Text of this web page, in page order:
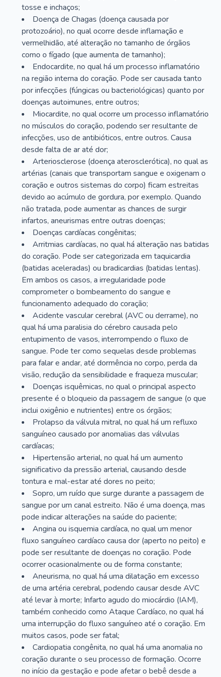
tosse e inchaços;
Doença de Chagas (doença causada por
protozoário), no qual ocorre desde inflamação e
vermelhidão, até alteração no tamanho de órgãos
como o fígado (que aumenta de tamanho);
Endocardite, no qual há um processo inflamatório
na região interna do coração. Pode ser causada tanto
por infecções (fúngicas ou bacteriológicas) quanto por
doenças autoimunes, entre outros;
Miocardite, no qual ocorre um processo inflamatório
no músculos do coração, podendo ser resultante de
infecções, uso de antibióticos, entre outros. Causa
desde falta de ar até dor;
Arteriosclerose (doença aterosclerótica), no qual as
artérias (canais que transportam sangue e oxigenam o
coração e outros sistemas do corpo) ficam estreitas
devido ao acúmulo de gordura, por exemplo. Quando
não tratada, pode aumentar as chances de surgir
infartos, aneurismas entre outras doenças;
Doenças cardíacas congênitas;
Arritmias cardíacas, no qual há alteração nas batidas
do coração. Pode ser categorizada em taquicardia
(batidas aceleradas) ou bradicardias (batidas lentas).
Em ambos os casos, a irregularidade pode
comprometer o bombeamento do sangue e
funcionamento adequado do coração;
Acidente vascular cerebral (AVC ou derrame), no
qual há uma paralisia do cérebro causada pelo
entupimento de vasos, interrompendo o fluxo de
sangue. Pode ter como sequelas desde problemas
para falar e andar, até dormência no corpo, perda da
visão, redução da sensibilidade e fraqueza muscular;
Doenças isquêmicas, no qual o principal aspecto
presente é o bloqueio da passagem de sangue (o que
inclui oxigênio e nutrientes) entre os órgãos;
Prolapso da válvula mitral, no qual há um refluxo
sanguíneo causado por anomalias das válvulas
cardíacas;
Hipertensão arterial, no qual há um aumento
significativo da pressão arterial, causando desde
tontura e mal-estar até dores no peito;
Sopro, um ruído que surge durante a passagem de
sangue por um canal estreito. Não é uma doença, mas
pode indicar alterações na saúde do paciente;
Angina ou isquemia cardíaca, no qual um menor
fluxo sanguíneo cardíaco causa dor (aperto no peito) e
pode ser resultante de doenças no coração. Pode
ocorrer ocasionalmente ou de forma constante;
Aneurisma, no qual há uma dilatação em excesso
de uma artéria cerebral, podendo causar desde AVC
até levar à morte; Infarto agudo do miocárdio (IAM),
também conhecido como Ataque Cardíaco, no qual há
uma interrupção do fluxo sanguíneo até o coração. Em
muitos casos, pode ser fatal;
Cardiopatia congênita, no qual há uma anomalia no
coração durante o seu processo de formação. Ocorre
no início da gestação e pode afetar o bebê desde a